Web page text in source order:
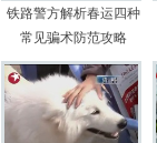
铁路警方解析春运四种
常见骗术防范攻略